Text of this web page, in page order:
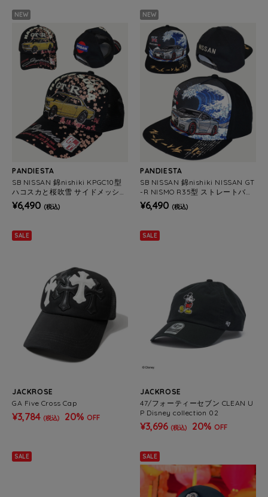
NEW
PANDIESTA
SB NISSAN 錦nishiki KPGC10型
ハコスカと桜吹雪 サイドメッシュ
キャップ(526861 MENS/WOMEN
S)
¥6,490 (税込)
NEW
PANDIESTA
SB NISSAN 錦nishiki NISSAN GT
-R NISMO R35型 ストレートバイ
ザー キャップ (526862 MENS/W
OMENS)
¥6,490 (税込)
SALE
JACKROSE
GA Five Cross Cap
¥3,784 (税込) 20% OFF
SALE
JACKROSE
47/フォーティーセブン CLEAN U
P Disney collection 02
¥3,696 (税込) 20% OFF
SALE SALE